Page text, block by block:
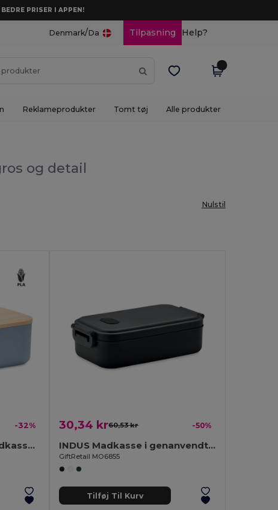
PRISER I APPEN!
Denmark/Da Tilpasning Help?
Reklameprodukter Tomt tøj Alle produkter
og detail
Nulstil
-32%
BEIBABOX PLA majs madkasse 1000 ml
30,34 kr60,53 kr -50%
INDUS Madkasse i genanvendt PP
GiftRetail MO6855
Tilføj Til Kurv